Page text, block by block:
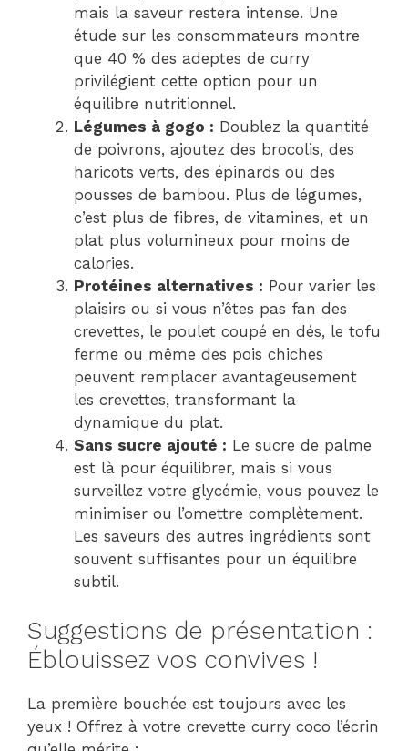
mais la saveur restera intense. Une
étude sur les consommateurs montre
que 40 % des adeptes de curry
privilégient cette option pour un
équilibre nutritionnel.
Légumes à gogo : Doublez la quantité
de poivrons, ajoutez des brocolis, des
haricots verts, des épinards ou des
pousses de bambou. Plus de légumes,
c’est plus de fibres, de vitamines, et un
plat plus volumineux pour moins de
calories.
Protéines alternatives : Pour varier les
plaisirs ou si vous n’êtes pas fan des
crevettes, le poulet coupé en dés, le tofu
ferme ou même des pois chiches
peuvent remplacer avantageusement
les crevettes, transformant la
dynamique du plat.
Sans sucre ajouté : Le sucre de palme
est là pour équilibrer, mais si vous
surveillez votre glycémie, vous pouvez le
minimiser ou l’omettre complètement.
Les saveurs des autres ingrédients sont
souvent suffisantes pour un équilibre
subtil.
Suggestions de présentation :
Éblouissez vos convives !
La première bouchée est toujours avec les
yeux ! Offrez à votre crevette curry coco l’écrin